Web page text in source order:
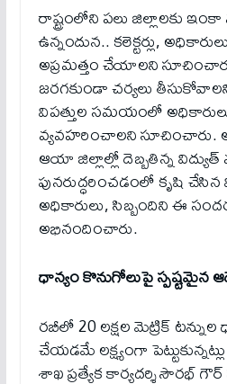
రాష్ట్రంలోని ప‌లు జిల్లాలకు
ఉన్నందున.. కలెక్టర్లు,
అప్రమత్తం చేయాలని
జరగకుండా చర్యలు
విపత్తుల సమయంలో
వ్యవహరించాలని సూచించారు.
ఆయా జిల్లాల్లో దెబ్బతిన్న విద్యుత్‌
పునరుద్ధరించడంలో కృషి
అధికారులు, సిబ్బందిని ఈ
అభినందించారు.
ధాన్యం కొనుగోలుపై స్పష్టమైన
రబీలో 20 లక్షల మెట్రిక్
చేయడమే లక్ష్యంగా
శాఖ ప్రత్యేక కార్యదర్శి సౌరభ్